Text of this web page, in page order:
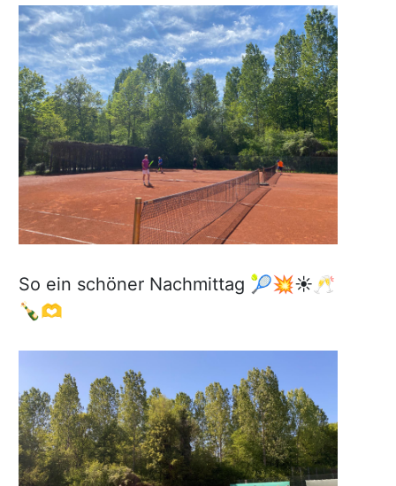
So ein schöner Nachmittag 🎾💥☀️🥂
🍾🫶